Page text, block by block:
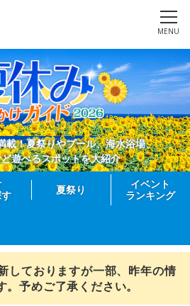
MENU
載！夏祭りやプール、海水浴場、
遊べるスポットを大紹介
夏祭り
イベント
ランキング
しておりますが一部、昨年の情
。予めご了承ください。